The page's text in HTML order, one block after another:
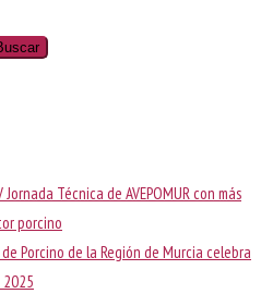
Técnica de AVEPOMUR con más
porcino
Porcino de la Región de Murcia celebra